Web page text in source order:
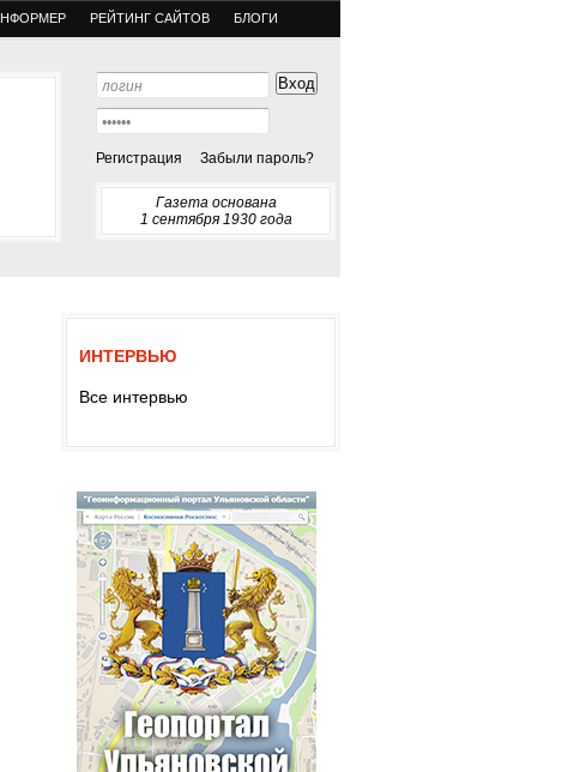
РЕЙТИНГ САЙТОВ БЛОГИ
Регистрация Забыли пароль?
Газета основана
1 сентября 1930 года
ИНТЕРВЬЮ
Все интервью